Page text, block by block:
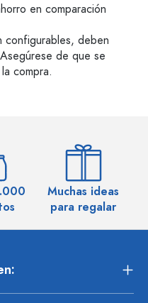
en comparación
configurables, deben
de que se
compra.
Muchas ideas
para regalar